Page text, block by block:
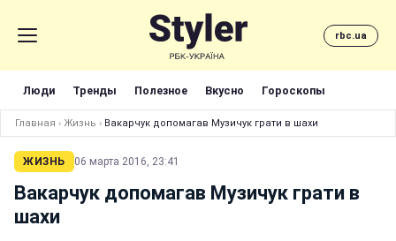
rbc.ua
Люди Тренды Полезное Вкусно Гороскопы
Главная › Жизнь › Вакарчук допомагав Музичук грати в шахи
ЖИЗНЬ 06 марта 2016, 23:41
Вакарчук допомагав Музичук грати в
шахи